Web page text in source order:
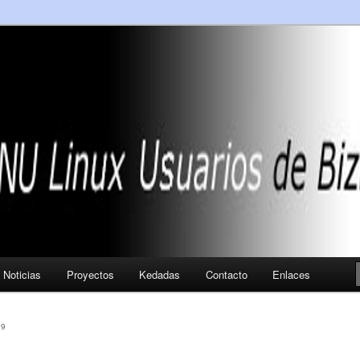
Noticias Proyectos Kedadas Contacto Enlaces